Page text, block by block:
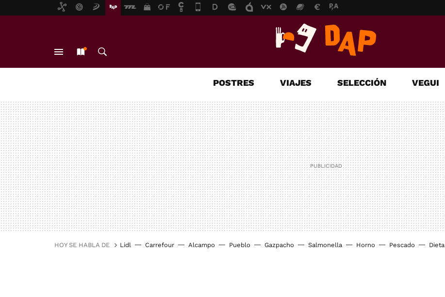
POSTRES VIAJES SELECCIÓN VEGUI
HOY SE HABLA DE Lidl Carrefour Alcampo Pueblo Gazpacho Salmonella Horno Pescado Dieta